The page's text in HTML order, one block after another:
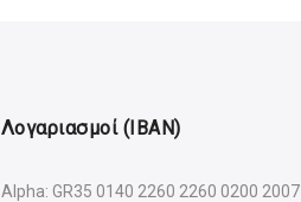
Λογαριασμοί (IBAN)
Alpha: GR35 0140 2260 2260 0200 2007